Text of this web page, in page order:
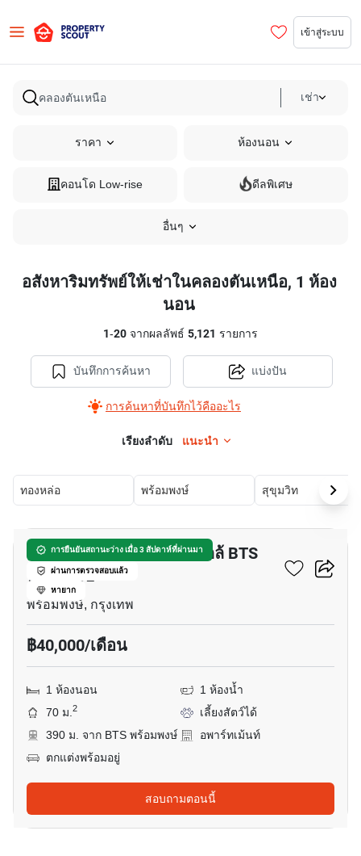
เข้าสู่ระบบ
เช่า
ราคา ห้องนอน
คอนโด Low-rise ดีลพิเศษ
อื่นๆ
อสังหาริมทรัพย์ให้เช่าในคลองตันเหนือ, 1 ห้อง
นอน
1-20 จากผลลัพธ์ 5,121 รายการ
บันทึกการค้นหา
การค้นหาที่บันทึกไว้คืออะไร
แบ่งปัน
เรียงลำดับ แนะนำ
ทองหล่อ พร้อมพงษ์ สุขุมวิท
การยืนยันสถานะว่าง เมื่อ 3 สัปดาห์ที่ผ่านมา
ผ่านการตรวจสอบแล้ว
หายาก
อพาร์ทเมนต์ 1-ห้องนอน ใกล้ BTS
พร้อมพงษ์
พร้อมพงษ์, กรุงเทพ
฿40,000/เดือน
1 ห้องนอน
1 ห้องน้ำ
70 ม.2
เลี้ยงสัตว์ได้
390 ม. จาก BTS พร้อมพงษ์
อพาร์ทเม้นท์
ตกแต่งพร้อมอยู่
สอบถามตอนนี้